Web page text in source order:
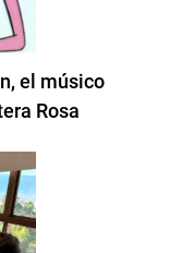
el músico
Rosa